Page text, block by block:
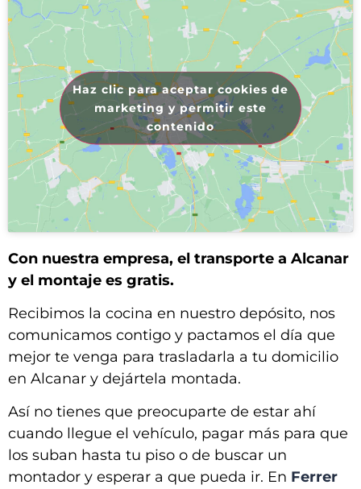
Haz clic para aceptar cookies de
marketing y permitir este
contenido
Con nuestra empresa, el transporte a Alcanar
y el montaje es gratis.
Recibimos la cocina en nuestro depósito, nos
comunicamos contigo y pactamos el día que
mejor te venga para trasladarla a tu domicilio
en Alcanar y dejártela montada.
Así no tienes que preocuparte de estar ahí
cuando llegue el vehículo, pagar más para que
los suban hasta tu piso o de buscar un
montador y esperar a que pueda ir. En Ferrer